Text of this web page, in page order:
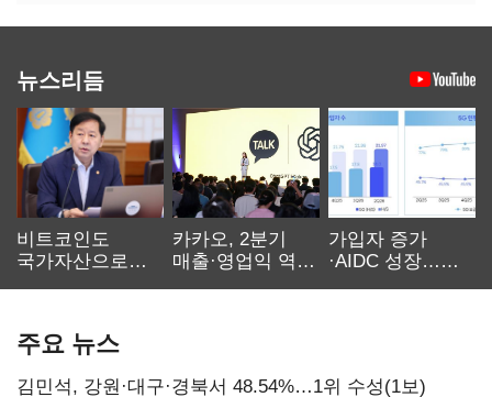
뉴스리듬
비트코인도
국가자산으로…'
카카오, 2분기
매출·영업익 역대
가입자 증가
·AIDC 성장…
주요 뉴스
김민석, 강원·대구·경북서 48.54%…1위 수성(1보)